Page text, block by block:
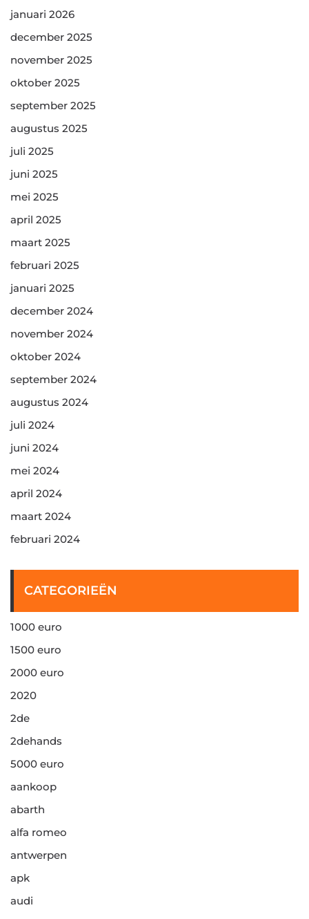
januari 2026
december 2025
november 2025
oktober 2025
september 2025
augustus 2025
juli 2025
juni 2025
mei 2025
april 2025
maart 2025
februari 2025
januari 2025
december 2024
november 2024
oktober 2024
september 2024
augustus 2024
juli 2024
juni 2024
mei 2024
april 2024
maart 2024
februari 2024
CATEGORIEËN
1000 euro
1500 euro
2000 euro
2020
2de
2dehands
5000 euro
aankoop
abarth
alfa romeo
antwerpen
apk
audi